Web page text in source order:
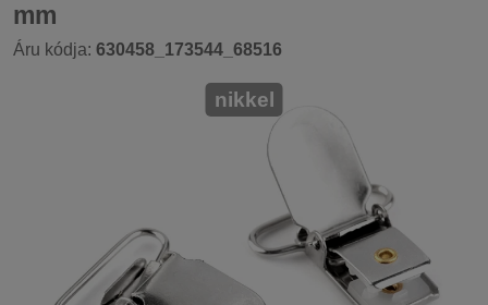
mm
Áru kódja: 630458_173544_68516
nikkel